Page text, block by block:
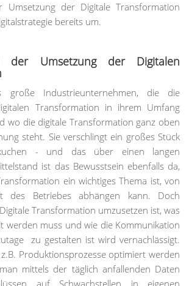
Umsetzung der Digitale Transformation
bereits um.
der Umsetzung der Digitalen
große Industrieunternehmen, die die
Transformation in ihrem Umfang
wo die digitale Transformation ganz oben
steht. Sie verschlingt ein großes Stück
- und das über einen langen
ist das Bewusstsein ebenfalls da,
ein wichtiges Thema ist, von
des Betriebes abhängen kann. Doch
Transformation umzusetzen ist, was
werden muss und wie die Kommunikation
zu gestalten ist wird vernachlässigt.
Produktionsprozesse optimiert werden
mittels der täglich anfallenden Daten
auf Schwachstellen in eigenen